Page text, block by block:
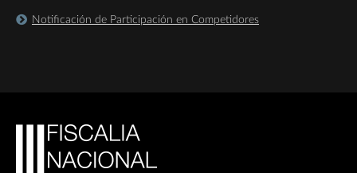
Notificación de Participación en Competidores